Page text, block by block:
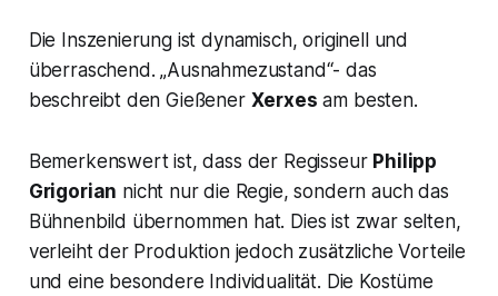
Die Inszenierung ist dynamisch, originell und
überraschend. „Ausnahmezustand“- das
beschreibt den Gießener Xerxes am besten.
Bemerkenswert ist, dass der Regisseur Philipp
Grigorian nicht nur die Regie, sondern auch das
Bühnenbild übernommen hat. Dies ist zwar selten,
verleiht der Produktion jedoch zusätzliche Vorteile
und eine besondere Individualität. Die Kostüme